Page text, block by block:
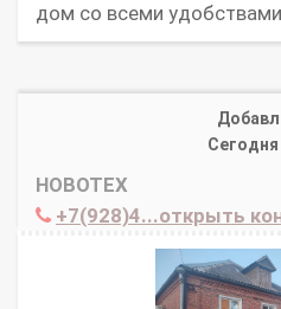
дом со всеми удобствами
Сегодня
НОВОТЕХ
+7(928)4...открыть